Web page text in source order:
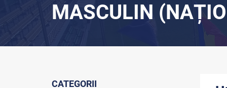
MASCULIN
CATEGORII